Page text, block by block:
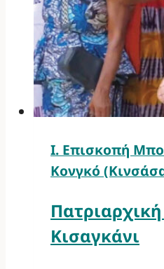
Ι. Επισκοπή
Κονγκό
Κισαγκάνι